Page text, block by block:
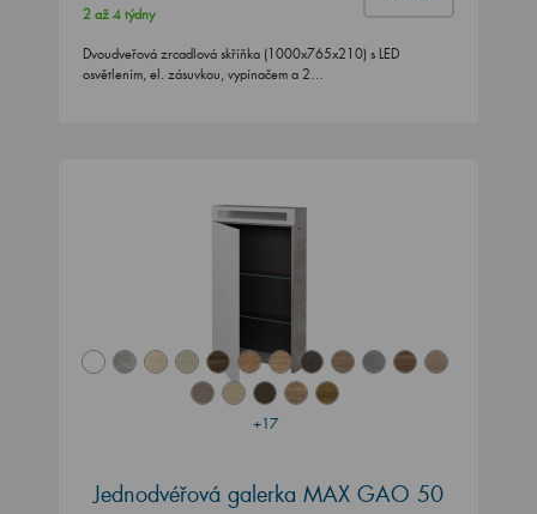
2 až 4 týdny
Dvoudveřová zrcadlová skříňka (1000x765x210) s LED
osvětlením, el. zásuvkou, vypínačem a 2…
+17
Jednodvéřová galerka MAX GAO 50